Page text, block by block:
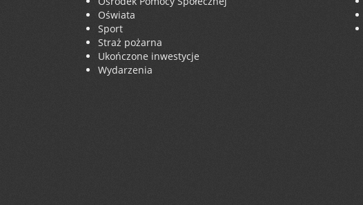
Oświata
Sport
Straż pożarna
Ukończone inwestycje
Wydarzenia